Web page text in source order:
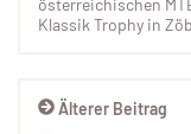
Älterer Beitrag
österreichischen
Klassik Trophy in